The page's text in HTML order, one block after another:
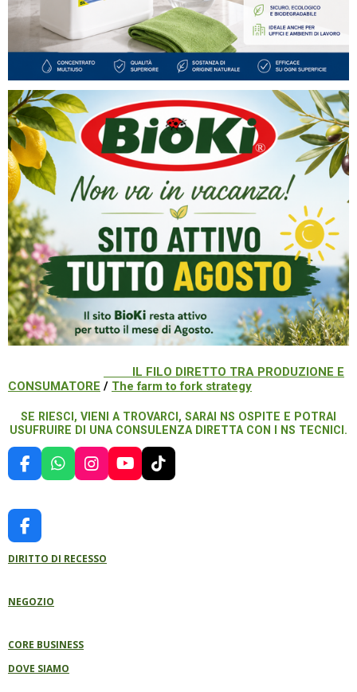
IL FILO DIRETTO TRA PRODUZIONE E
CONSUMATORE / The farm to fork strategy
SE RIESCI, VIENI A TROVARCI, SARAI NS OSPITE E POTRAI
USUFRUIRE DI UNA CONSULENZA DIRETTA CON I NS TECNICI.
F
A
E
B
O
O
W
H
P
I
N
R
Y
O
T
I
F
A
C
O
K
DIRITTO DI RECESSO
NEGOZIO
CORE BUSINESS
DOVE SIAMO